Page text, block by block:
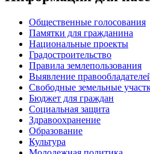
Общественные голосования
Памятки для гражданина
Национальные проекты
Градостроительство
Правила землепользования
Выявление
Свободные земельные
Бюджет для граждан
Социальная защита
Здравоохранение
Образование
Культура